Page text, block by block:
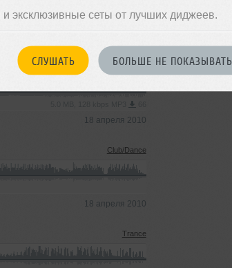
эксклюзивные сеты от лучших диджеев.
СЛУШАТЬ БОЛЬШЕ НЕ ПОКАЗЫВАТЬ
6.3 MB, 128 kbps MP3 62
Dance
18 апреля 2010
Club/Dance
18 апреля 2010
Trance